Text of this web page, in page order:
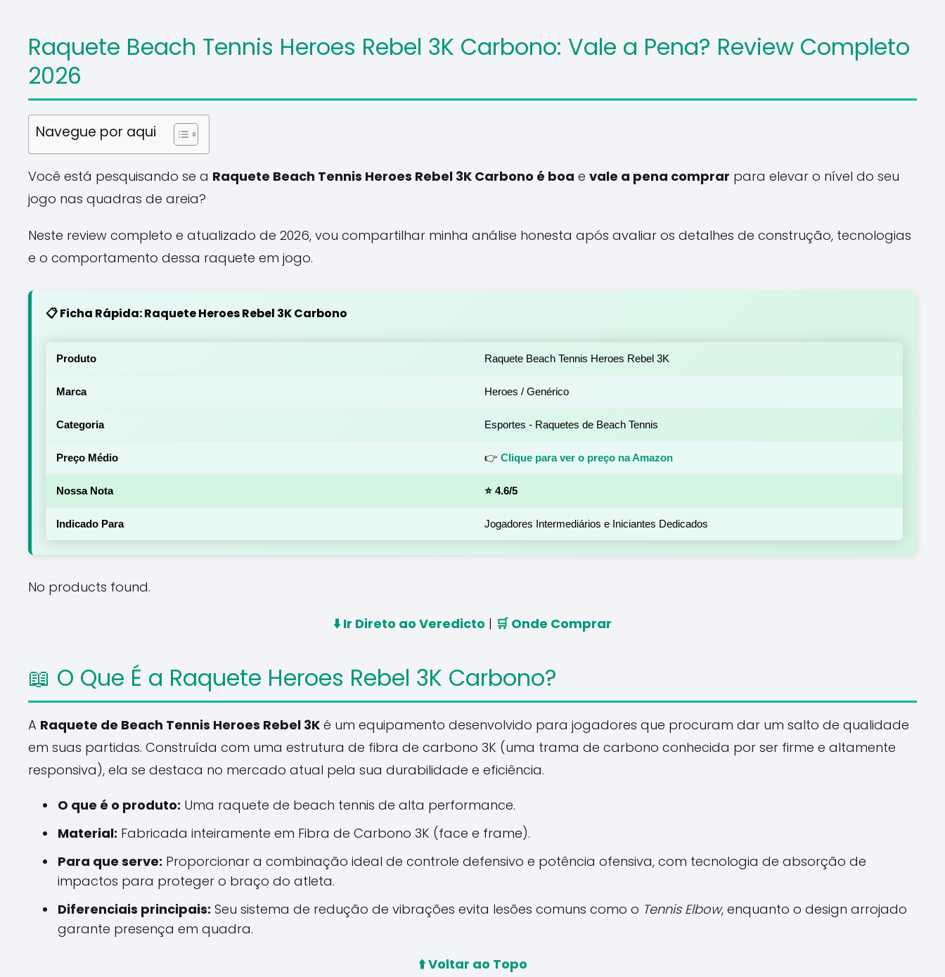
Raquete Beach Tennis Heroes Rebel 3K Carbono: Vale a Pena? Review Completo
2026
Navegue por aqui
Você está pesquisando se a Raquete Beach Tennis Heroes Rebel 3K Carbono é boa e vale a pena comprar para elevar o nível do seu
jogo nas quadras de areia?
Neste review completo e atualizado de 2026, vou compartilhar minha análise honesta após avaliar os detalhes de construção, tecnologias
e o comportamento dessa raquete em jogo.
📋 Ficha Rápida: Raquete Heroes Rebel 3K Carbono
Produto Raquete Beach Tennis Heroes Rebel 3K
Marca Heroes / Genérico
Categoria Esportes - Raquetes de Beach Tennis
Preço Médio 👉 Clique para ver o preço na Amazon
Nossa Nota ⭐ 4.6/5
Indicado Para Jogadores Intermediários e Iniciantes Dedicados
No products found.
⬇️ Ir Direto ao Veredicto | 🛒 Onde Comprar
📖 O Que É a Raquete Heroes Rebel 3K Carbono?
A Raquete de Beach Tennis Heroes Rebel 3K é um equipamento desenvolvido para jogadores que procuram dar um salto de qualidade
em suas partidas. Construída com uma estrutura de fibra de carbono 3K (uma trama de carbono conhecida por ser firme e altamente
responsiva), ela se destaca no mercado atual pela sua durabilidade e eficiência.
O que é o produto: Uma raquete de beach tennis de alta performance.
Material: Fabricada inteiramente em Fibra de Carbono 3K (face e frame).
Para que serve: Proporcionar a combinação ideal de controle defensivo e potência ofensiva, com tecnologia de absorção de
impactos para proteger o braço do atleta.
Diferenciais principais: Seu sistema de redução de vibrações evita lesões comuns como o Tennis Elbow, enquanto o design arrojado
garante presença em quadra.
⬆️ Voltar ao Topo